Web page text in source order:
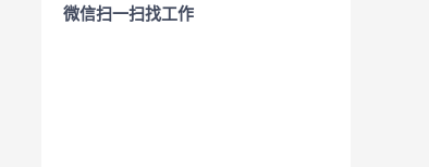
微信扫一扫找工作